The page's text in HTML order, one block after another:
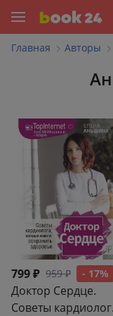
Главная Авторы
799 ₽ 959 ₽ - 17%
Доктор Сердце.
Советы